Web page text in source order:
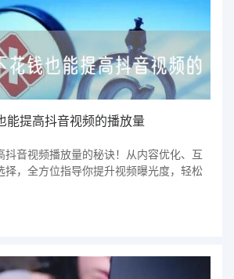
能提高抖音视频的播放量
抖音视频播放量的秘诀！从内容优化、互
择，全方位指导你提升视频曝光度，轻松